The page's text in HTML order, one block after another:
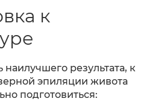
к
результата, к
эпиляции живота
подготовиться: